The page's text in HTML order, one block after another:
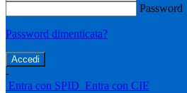
Password
Password dimenticata?
-
Entra con SPID Entra con CIE